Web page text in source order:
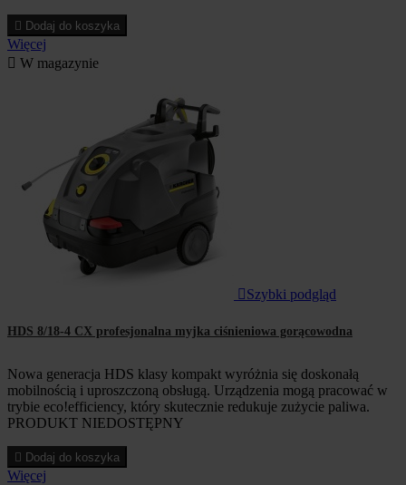
 Dodaj do koszyka
Więcej
 W magazynie
 Szybki podgląd
HDS 8/18-4 CX profesjonalna myjka ciśnieniowa gorącowodna
Nowa generacja HDS klasy kompakt wyróżnia się doskonałą
mobilnością i uproszczoną obsługą. Urządzenia mogą pracować w
trybie eco!efficiency, który skutecznie redukuje zużycie paliwa.
PRODUKT NIEDOSTĘPNY
 Dodaj do koszyka
Więcej